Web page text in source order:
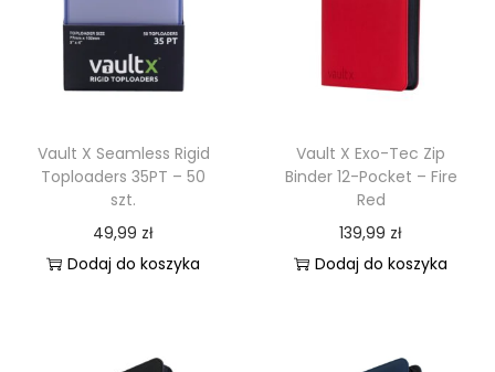
u
e
Vault X Seamless Rigid
Toploaders 35PT – 50
szt.
49,99 zł
Dodaj do koszyka
Vault X Exo-Tec Zip
Binder 12-Pocket – Fire
Red
139,99 zł
Dodaj do koszyka